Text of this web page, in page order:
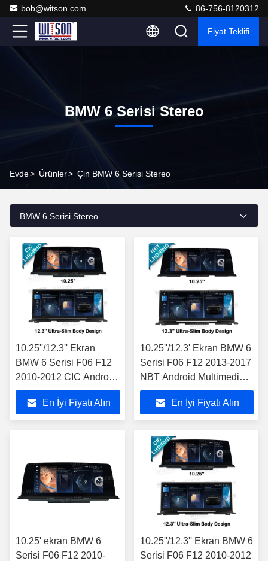
bob@witson.com 86-756-8120312
Fiyat Teklifi
BMW 6 Serisi Stereo
Evde> Ürünler> Çin BMW 6 Serisi Stereo
BMW 6 Serisi Stereo
10.25''/12.3'' Ekran
BMW 6 Serisi F06 F12
2010-2012 CIC Android
Multimedia Player için
En İyi Fiyatı Alın
10.25''/12.3' Ekran BMW 6
Serisi F06 F12 2013-2017
NBT Android Multimedia
Player için
En İyi Fiyatı Alın
10.25' ekran BMW 6
Serisi F06 F12 2010-
10.25''/12.3'' Ekran BMW 6
Serisi F06 F12 2010-2012